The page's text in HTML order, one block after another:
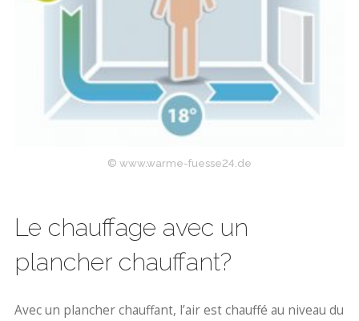
© www.warme-fuesse24.de
Le chauffage avec un
plancher chauffant?
Avec un plancher chauffant, l’air est chauffé au niveau du